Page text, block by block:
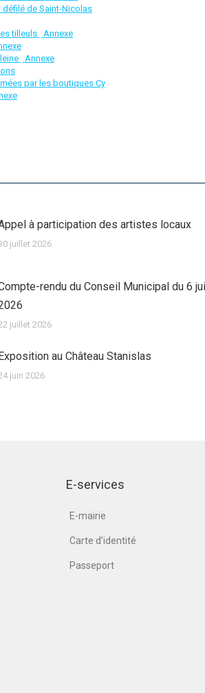
de Saint-Nicolas
tilleuls Annexe
Annexe
par les boutiques Cy
à participation des artistes locaux
juillet 2026
rendu du Conseil Municipal du 6
juillet 2026
au Château Stanislas
juin 2026
E-services
E-mairie
Carte d’identité
Passeport